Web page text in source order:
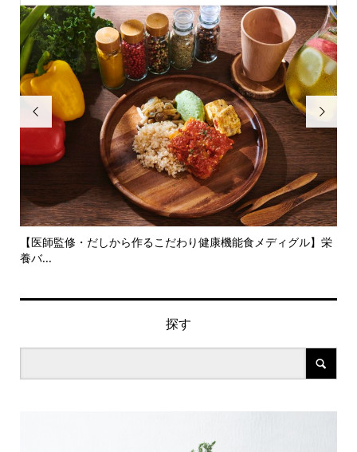

【医師監修・だしから作るこだわり健康機能食メディグル】栄
養バ...

探す